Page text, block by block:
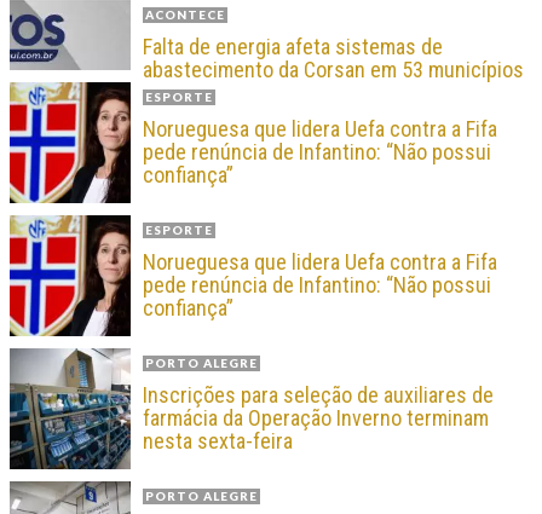
ACONTECE
Falta de energia afeta sistemas de
abastecimento da Corsan em 53 municípios
ESPORTE
Norueguesa que lidera Uefa contra a Fifa
pede renúncia de Infantino: “Não possui
confiança”
ESPORTE
Norueguesa que lidera Uefa contra a Fifa
pede renúncia de Infantino: “Não possui
confiança”
PORTO ALEGRE
Inscrições para seleção de auxiliares de
farmácia da Operação Inverno terminam
nesta sexta-feira
PORTO ALEGRE